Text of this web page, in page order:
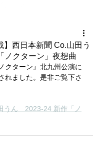
】西日本新聞 Co.山田う
クターン」夜想曲
クターン』北九州公演に
れました。是非ご覧下さ
うん　2023-24 新作「ノ